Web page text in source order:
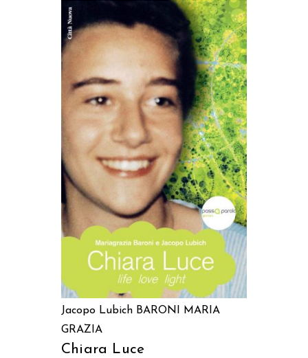
AGGIUNGI AL CARRELLO
Jacopo Lubich BARONI MARIA
GRAZIA
Chiara Luce